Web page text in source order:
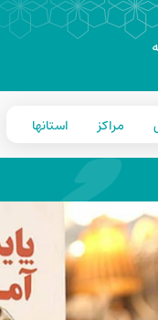
مراکز استانها